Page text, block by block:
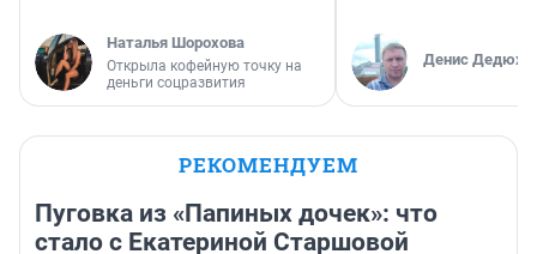
Наталья Шорохова
Открыла кофейную точку на
деньги соцразвития
Денис
РЕКОМЕНДУЕМ
Пуговка из «Папиных дочек»: что
стало с Екатериной Старшовой